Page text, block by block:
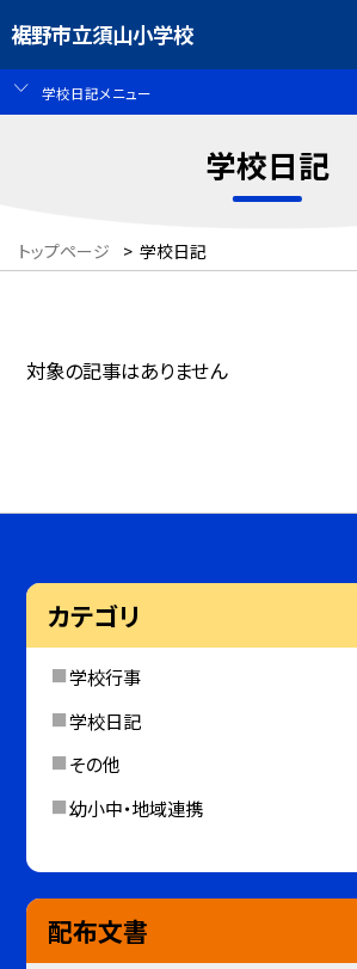
裾野市立須山小学校
学校日記メニュー
学校日記
トップページ > 学校日記
対象の記事はありません
カテゴリ
学校行事
学校日記
その他
幼小中・地域連携
配布文書